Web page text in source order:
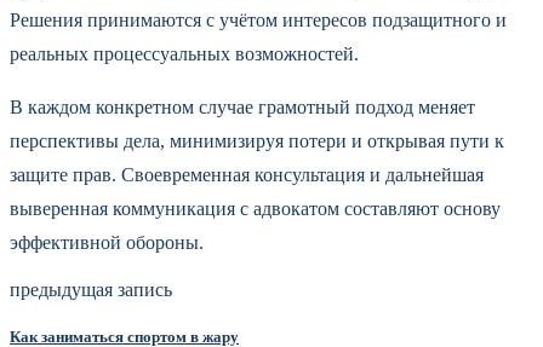
Решения принимаются с учётом интересов подзащитного и
реальных процессуальных возможностей.
В каждом конкретном случае грамотный подход меняет
перспективы дела, минимизируя потери и открывая пути к
защите прав. Своевременная консультация и дальнейшая
выверенная коммуникация с адвокатом составляют основу
эффективной обороны.
предыдущая запись
Как заниматься спортом в жару